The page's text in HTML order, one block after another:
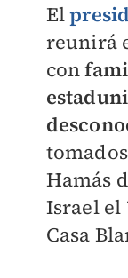
El
reunirá
con
Hamás
Israel el
Casa